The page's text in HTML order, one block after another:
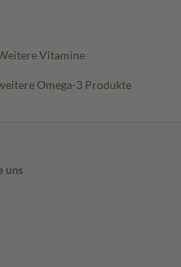
Vitamine
Omega-3 Produkte
uns